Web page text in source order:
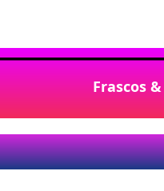
Frascos